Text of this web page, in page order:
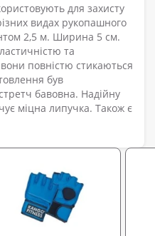
для захисту
видах рукопашного
2,5 м. Ширина 5 см.
та
повністю стикаються
був
бавовна. Надійну
міцна липучка. Також є